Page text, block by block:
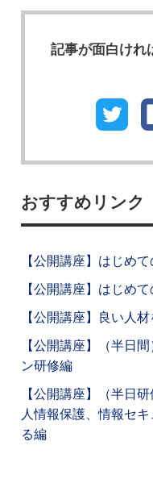
記事が⾯⽩けれ
おすすめリンク
【公開講座】はじめ
【公開講座】はじめ
【公開講座】良い人
【公開講座】（半日
ン研修編
【公開講座】（半日
人情報保護、情報セ
る編